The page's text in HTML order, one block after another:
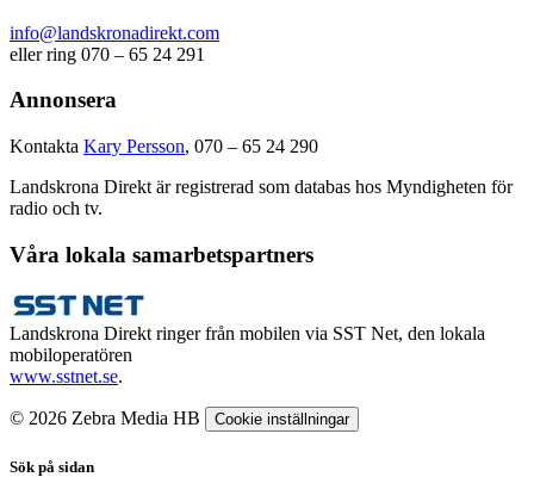
info@landskronadirekt.com
eller ring 070 – 65 24 291
Annonsera
Kontakta Kary Persson, 070 – 65 24 290
Landskrona Direkt är registrerad som databas hos Myndigheten för
radio och tv.
Våra lokala samarbetspartners
Landskrona Direkt ringer från mobilen via SST Net, den lokala
mobiloperatören
www.sstnet.se.
© 2026 Zebra Media HB Cookie inställningar
Sök på sidan